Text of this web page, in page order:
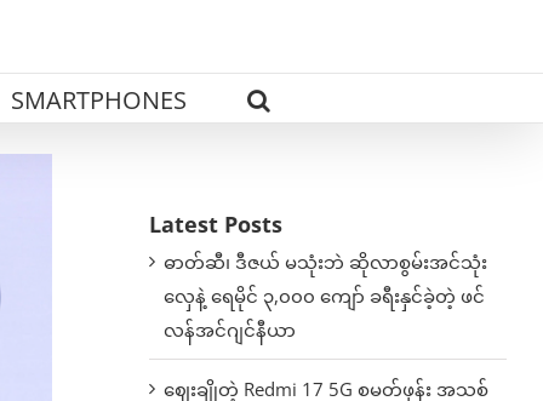
SMARTPHONES
Latest Posts
ဓာတ်ဆီ၊ ဒီဇယ် မသုံးဘဲ ဆိုလာစွမ်းအင်သုံး
လှေနဲ့ ရေမိုင် ၃,၀၀၀ ကျော် ခရီးနှင်ခဲ့တဲ့ ဖင်
လန်အင်ဂျင်နီယာ
ဈေးချိုတဲ့ Redmi 17 5G စမတ်ဖုန်း အသစ်